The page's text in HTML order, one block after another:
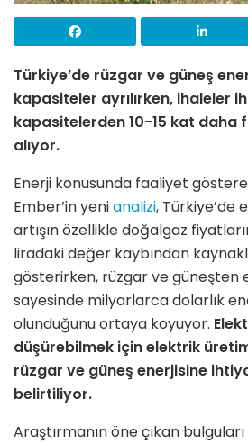
Türkiye’de rüzgar ve güneş
kapasiteler ayrılırken, ihaleler
kapasitelerden 10-15 kat daha
alıyor.
Enerji konusunda faaliyet
Ember’in yenianalizi, Türkiye’de
artışın özellikle doğalgaz
liradaki değer kaybından
gösterirken, rüzgar ve güneşten
sayesinde milyarlarca dolarlık
olunduğunu ortaya koyuyor.
düşürebilmek için elektrik
rüzgar ve güneş enerjisine
belirtiliyor.
Araştırmanın öne çıkan